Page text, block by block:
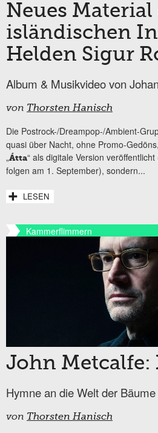
Neues Material
isländischen
Helden Sigur
Album & Musikvideo von
von Thorsten Hanisch
Die Postrock-/Dreampop-/Ambient-
quasi über Nacht, ohne Promo-
„Átta“ als digitale Version
folgen am 1. September), sondern...
LESEN
Kammerflimmern
John Metcalfe:
Hymne an die Welt der Bäume
von Thorsten Hanisch